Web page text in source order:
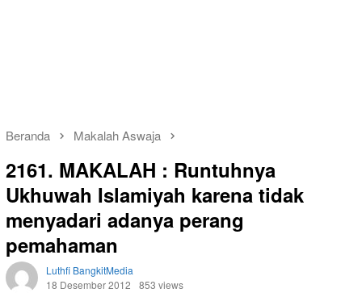
Beranda Makalah Aswaja
2161. MAKALAH : Runtuhnya
Ukhuwah Islamiyah karena tidak
menyadari adanya perang
pemahaman
Luthfi BangkitMedia
18 Desember 2012
853 views